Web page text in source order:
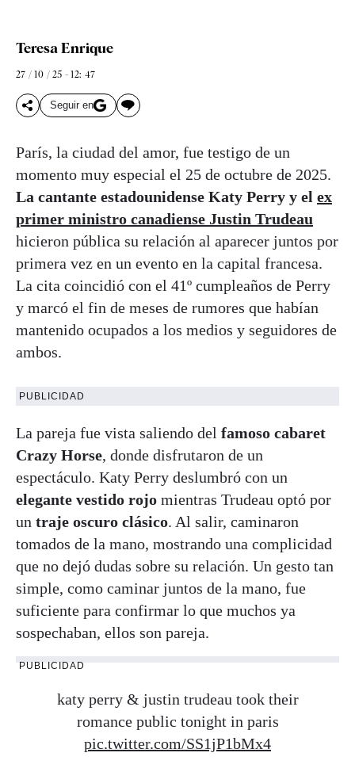
Teresa Enrique
27 / 10 / 25 - 12: 47
Seguir en
París, la ciudad del amor, fue testigo de un
momento muy especial el 25 de octubre de 2025.
La cantante estadounidense Katy Perry y el ex
primer ministro canadiense Justin Trudeau
hicieron pública su relación al aparecer juntos por
primera vez en un evento en la capital francesa.
La cita coincidió con el 41º cumpleaños de Perry
y marcó el fin de meses de rumores que habían
mantenido ocupados a los medios y seguidores de
ambos.
PUBLICIDAD
La pareja fue vista saliendo del famoso cabaret
Crazy Horse, donde disfrutaron de un
espectáculo. Katy Perry deslumbró con un
elegante vestido rojo mientras Trudeau optó por
un traje oscuro clásico. Al salir, caminaron
tomados de la mano, mostrando una complicidad
que no dejó dudas sobre su relación. Un gesto tan
simple, como caminar juntos de la mano, fue
suficiente para confirmar lo que muchos ya
sospechaban, ellos son pareja.
PUBLICIDAD
katy perry & justin trudeau took their
romance public tonight in paris
pic.twitter.com/SS1jP1bMx4